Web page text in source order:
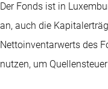
Der Fonds ist in
an, auch die
Nettoinventarwerts des
nutzen, um